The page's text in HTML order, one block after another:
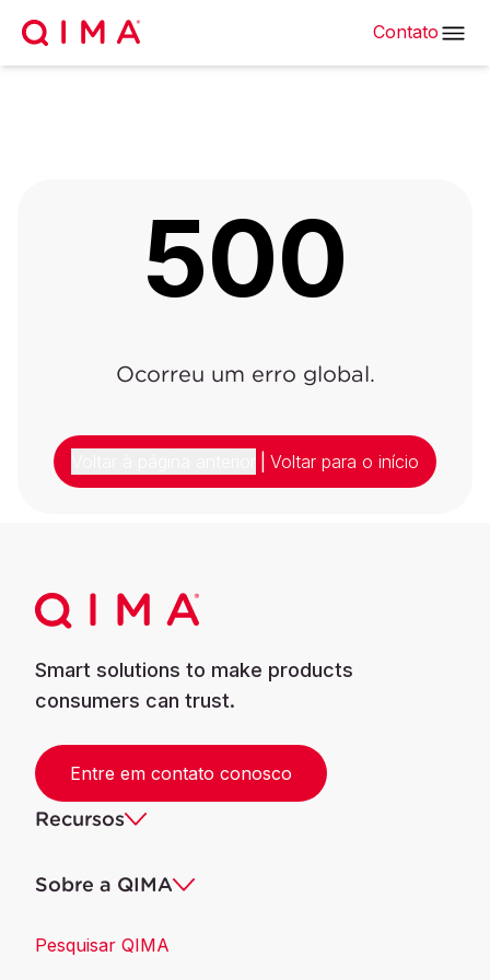
Contato
500
Ocorreu um erro global.
Voltar para o início
Smart solutions to make products
consumers can trust.
Entre em contato conosco
Recursos
Sobre a QIMA
Pesquisar QIMA